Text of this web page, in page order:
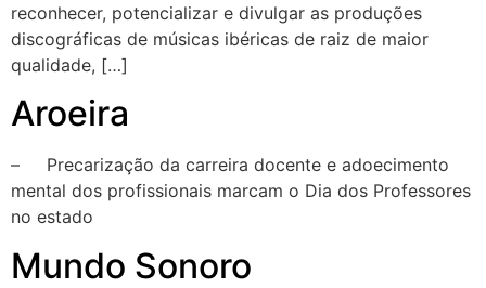
reconhecer, potencializar e divulgar as produções
discográficas de músicas ibéricas de raiz de maior
qualidade, […]
Aroeira
– Precarização da carreira docente e adoecimento
mental dos profissionais marcam o Dia dos Professores
no estado
Mundo Sonoro